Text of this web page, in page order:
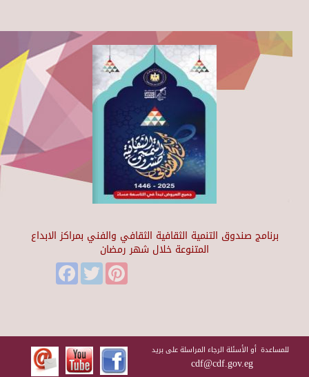
برنامج صندوق التنمية الثقافية الثقافي والفني بمراكز الابداع
المتنوعة خلال شهر رمضان
FacebookTwitter
للمساعدة أو الأسئلة الرجاء المراسلة على بريد
cdf@cdf.gov.eg